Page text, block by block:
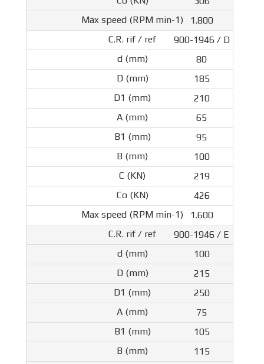
1.800
900-1946 / D
80
185
210
65
95
100
219
426
1.600
900-1946 / E
100
215
250
75
105
115